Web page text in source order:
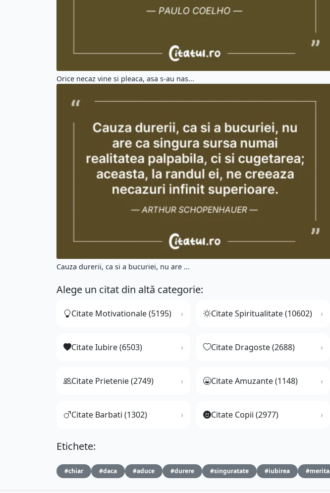
Orice necaz vine si pleaca, asa s-au nas...
Cauza durerii, ca si a bucuriei, nu are ...
Alege un citat din altă categorie:
Citate Motivationale (5195) Citate Spiritualitate (10602)
Citate Iubire (6503) Citate Dragoste (2688)
Citate Prietenie (2749) Citate Amuzante (1148)
Citate Barbati (1302) Citate Copii (2977)
Etichete:
#chiar #daca #aduce #durere #singuratate #iubirea #merita